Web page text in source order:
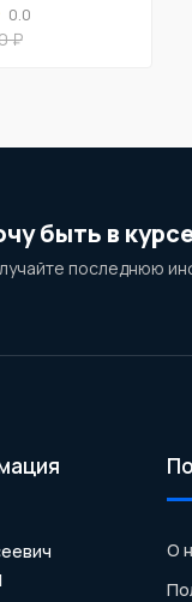
0.0
₽
быть в
последнюю
О